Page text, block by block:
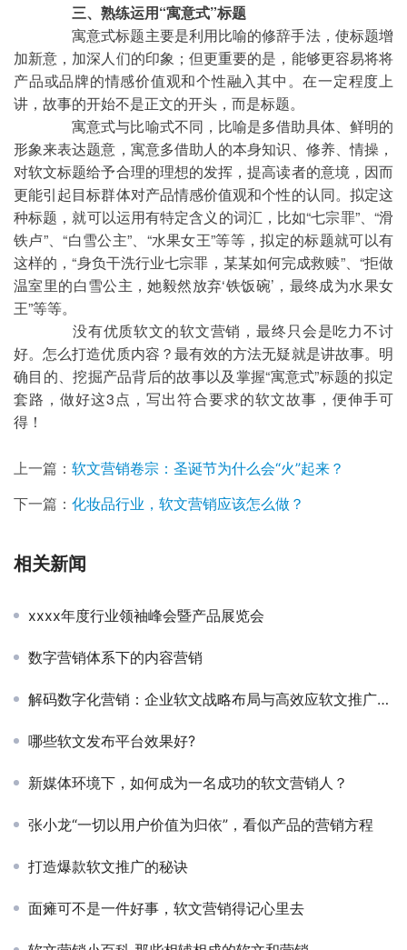
三、熟练运用“寓意式”标题
	寓意式标题主要是利用比喻的修辞手法，使标题增
加新意，加深人们的印象；但更重要的是，能够更容易将将
产品或品牌的情感价值观和个性融入其中。在一定程度上
讲，故事的开始不是正文的开头，而是标题。
	寓意式与比喻式不同，比喻是多借助具体、鲜明的
形象来表达题意，寓意多借助人的本身知识、修养、情操，
对软文标题给予合理的理想的发挥，提高读者的意境，因而
更能引起目标群体对产品情感价值观和个性的认同。拟定这
种标题，就可以运用有特定含义的词汇，比如“七宗罪”、“滑
铁卢”、“白雪公主”、“水果女王”等等，拟定的标题就可以有
这样的，“身负干洗行业七宗罪，某某如何完成救赎”、“拒做
温室里的白雪公主，她毅然放弃‘铁饭碗’，最终成为水果女
王”等等。
好。怎么打造优质内容？最有效的方法无疑就是讲故事。明
确目的、挖掘产品背后的故事以及掌握“寓意式”标题的拟定
套路，做好这3点，写出符合要求的软文故事，便伸手可
得！
上一篇： 软文营销卷宗：圣诞节为什么会“火”起来？
下一篇： 化妆品行业，软文营销应该怎么做？
相关新闻
xxxx年度行业领袖峰会暨产品展览会
数字营销体系下的内容营销
解码数字化营销：企业软文战略布局与高效应软文推广平台优选指南
哪些软文发布平台效果好?
新媒体环境下，如何成为一名成功的软文营销人？
张小龙“一切以用户价值为归依”，看似产品的营销方程
打造爆款软文推广的秘诀
面瘫可不是一件好事，软文营销得记心里去